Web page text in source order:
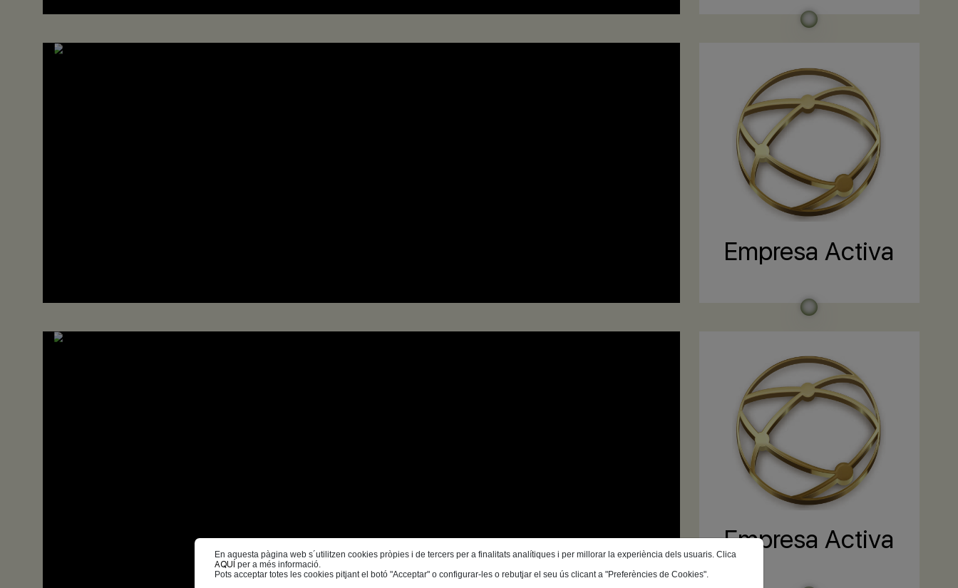
Empresa Activa
Empresa Activa
En aquesta pàgina web s´utilitzen cookies pròpies i de tercers per a finalitats analítiques i per millorar la experiència dels usuaris. Clica
AQUÍ per a més informació.
Pots acceptar totes les cookies pitjant el botó "Acceptar" o configurar-les o rebutjar el seu ús clicant a "Preferències de Cookies".